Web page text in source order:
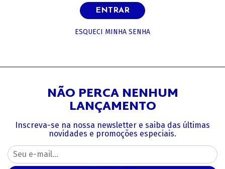
ENTRAR
ESQUECI MINHA SENHA
NÃO PERCA NENHUM
LANÇAMENTO
Inscreva-se na nossa newsletter e saiba das últimas
novidades e promoções especiais.